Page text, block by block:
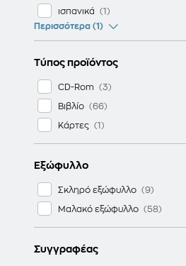
ισπανικά
Περισσότερα (1)
Τύπος προϊόντος
CD-Rom
Βιβλίο
Κάρτες
Εξώφυλλο
Σκληρό εξώφυλλο
Μαλακό εξώφυλλο
Συγγραφέας